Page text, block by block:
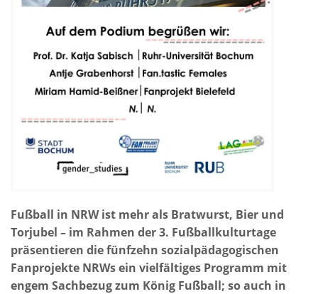
Fußball in NRW ist mehr als Bratwurst, Bier und
Torjubel – im Rahmen der 3. Fußballkulturtage
präsentieren die fünfzehn sozialpädagogischen
Fanprojekte NRWs ein vielfältiges Programm mit
engem Sachbezug zum König Fußball; so auch in